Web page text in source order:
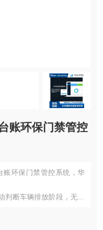
账环保门禁管控
账环保门禁管控系统，华
断车辆排放阶段，无需